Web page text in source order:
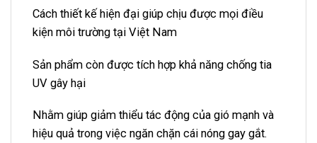
Cách thiết kế hiện đại giúp chịu được mọi điều
kiện môi trường tại Việt Nam
Sản phẩm còn được tích hợp khả năng chống tia
UV gây hại
Nhằm giúp giảm thiểu tác động của gió mạnh và
hiệu quả trong việc ngăn chặn cái nóng gay gắt.